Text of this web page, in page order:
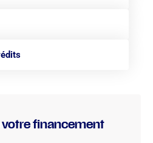
votre financement